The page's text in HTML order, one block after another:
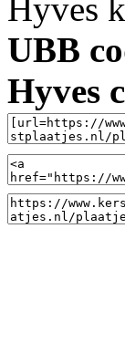
Hyves
UBB
Hyves